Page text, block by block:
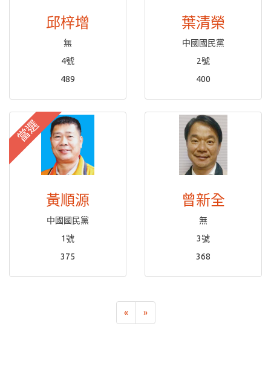
邱梓增
無
4號
489
葉清榮
中國國民黨
2號
400
當選
黃順源
中國國民黨
1號
375
曾新全
無
3號
368
« »